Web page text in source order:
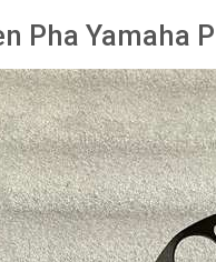
Pha Yamaha